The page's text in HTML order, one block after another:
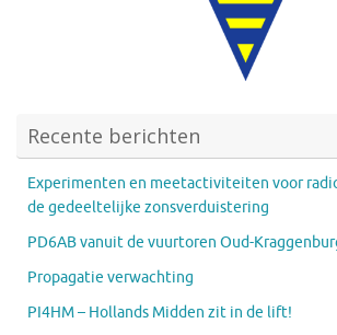
Recente berichten
Experimenten en meetactiviteiten voor
de gedeeltelijke zonsverduistering
PD6AB vanuit de vuurtoren Oud-
Propagatie verwachting
PI4HM – Hollands Midden zit in de lift!